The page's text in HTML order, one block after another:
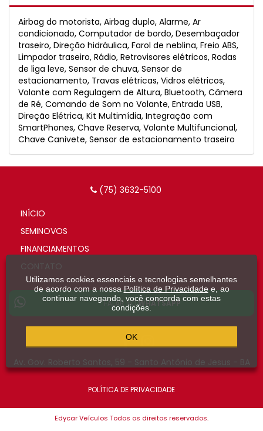
Airbag do motorista, Airbag duplo, Alarme, Ar
condicionado, Computador de bordo, Desembaçador
traseiro, Direção hidráulica, Farol de neblina, Freio ABS,
Limpador traseiro, Rádio, Retrovisores elétricos, Rodas
de liga leve, Sensor de chuva, Sensor de
estacionamento, Travas elétricas, Vidros elétricos,
Volante com Regulagem de Altura, Bluetooth, Câmera
de Ré, Comando de Som no Volante, Entrada USB,
Direção Elétrica, Kit Multimídia, Integração com
SmartPhones, Chave Reserva, Volante Multifuncional,
Chave Canivete, Sensor de estacionamento traseiro
(75) 3632-5100
INÍCIO
SEMINOVOS
FINANCIAMENTOS
CONTATO
FALAR NOWHATSAPP
Av. Gov. Roberto Santos, 59 - Santo Antônio de Jesus - BA
POLÍTICA DE PRIVACIDADE
Edycar Veículos Todos os direitos reservados.
Utilizamos cookies essenciais e tecnologias semelhantes
de acordo com a nossa Política de Privacidadee, ao
continuar navegando, você concorda com estas
condições.
OK